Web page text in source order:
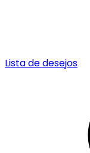
Lista de desejos